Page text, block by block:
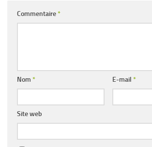
Commentaire*
Nom * E-mail *
Site web